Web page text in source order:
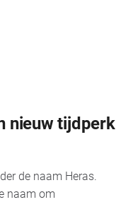
nieuw tijdperk
de naam Heras.
naam om